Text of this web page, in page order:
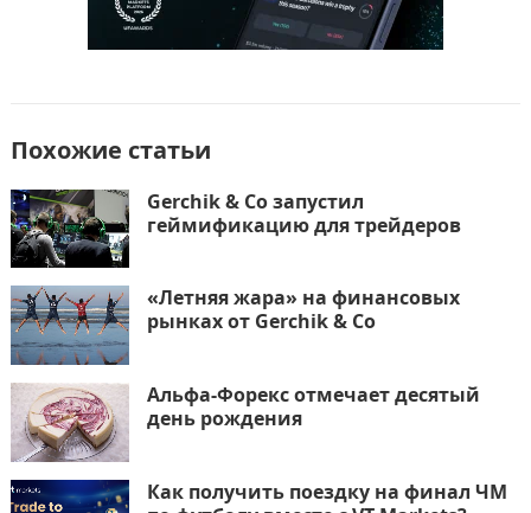
Похожие статьи
Gerchik & Co запустил
геймификацию для трейдеров
«Летняя жара» на финансовых
рынках от Gerchik & Co
Альфа-Форекс отмечает десятый
день рождения
Как получить поездку на финал ЧМ